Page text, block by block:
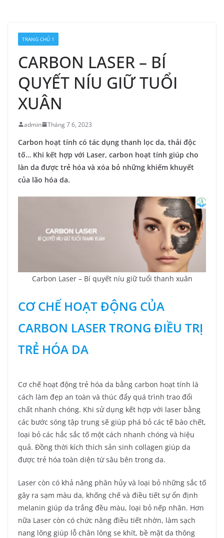
TRANG CHỦ 1
CARBON LASER – BÍ
QUYẾT NÍU GIỮ TUỔI
XUÂN
admin Tháng 7 6, 2023
Carbon hoạt tính có tác dụng thanh lọc da, thải độc
tố… Khi kết hợp với Laser, carbon hoạt tính giúp cho
làn da được trẻ hóa và xóa bỏ những khiếm khuyết
của lão hóa da.
Carbon Laser – Bí quyết níu giữ tuổi thanh xuân
CƠ CHẾ HOẠT ĐỘNG CỦA
CARBON LASER TRONG ĐIỀU TRỊ
TRẺ HÓA DA
Cơ chế hoạt động trẻ hóa da bằng carbon hoạt tính là
cách làm đẹp an toàn và thúc đẩy quá trình trao đổi
chất nhanh chóng. Khi sử dụng kết hợp với laser bằng
các bước sóng tập trung sẽ giúp phá bỏ các tế bào chết,
loại bỏ các hắc sắc tố một cách nhanh chóng và hiệu
quả. Đồng thời kích thích sản sinh collagen giúp da
được trẻ hóa toàn diện từ sâu bên trong da.
Laser còn có khả năng phân hủy và loại bỏ những sắc tố
gây ra sạm màu da, khống chế và điều tiết sự ổn định
melanin giúp da trắng đều màu, loại bỏ nếp nhăn. Hơn
nữa Laser còn có chức năng điều tiết nhờn, làm sạch
nang lông giúp lỗ chân lông se khít, bề mặt da thông